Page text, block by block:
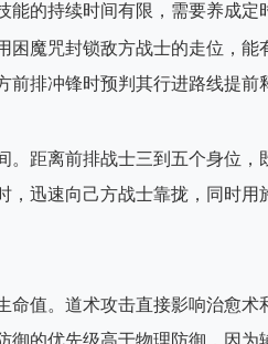
的持续时间有限，需要养成定
困魔咒封锁敌方战士的走位，能
排冲锋时预判其行进路线提前
距离前排战士三到五个身位，
迅速向己方战士靠拢，同时用
值。道术攻击直接影响治愈术
的优先级高于物理防御，因为